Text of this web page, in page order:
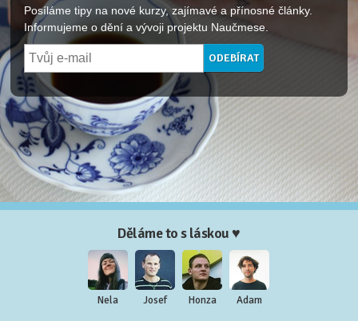
Posíláme tipy na nové kurzy, zajímavé a přínosné články.
Informujeme o dění a vývoji projektu Naučmese.
Děláme to s láskou ♥
Nela Josef Honza Adam